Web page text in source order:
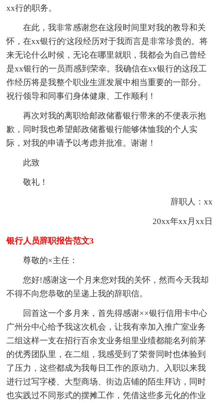
xx行的职务。
在此，我非常感谢您在这段时间里对我的教导和关
怀，在xx银行的'这段经历对于我而言是非常珍贵的。将
来无论什么时候，无论在哪里就职，我都会为自己曾经
是xx银行的一员而感到荣幸。我确信在xx银行的这段工
作经历将是我整个职业生涯发展中相当重要的一部分。
祝行领导和同事们身体健康、工作顺利！
再次对我的离职给邮政储蓄银行带来的不便表示抱
歉，同时我也希望邮政储蓄银行能够体恤我的个人实
际，对我的申请予以考虑并批准。谢谢！
此致
敬礼！
辞职人：xx
20xx年xx月xx日
银行人员辞职报告范文3
尊敬的×主任：
您好!感谢这一个月来您对我的关怀，然而今天我却
不得不向您恭敬的呈递上我的辞职信。
回首这一个多月来，首先得感谢××银行信用卡中心
广州分中心给予我这次机会，让我有幸加入推广室业务
二组这样一支在招行百余支业务组里业绩都能名列前茅
的优秀团队里，在二组，我感受到了荣誉同时也体验到
了压力，这些都成为我每日工作的原动力。入职以来我
进行过写字楼、大型商场、街边店铺的陌生拜访，同时
也实践过不同形式的摆摊工作，凭借这些多元化的作业